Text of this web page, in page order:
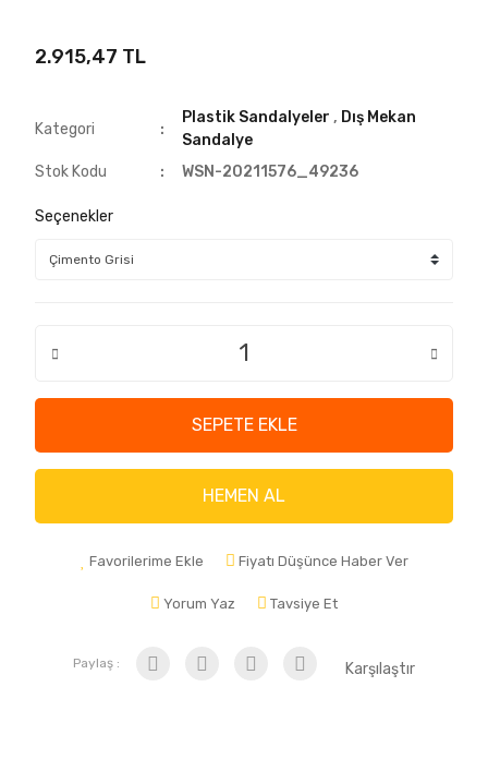
2.915,47 TL
Kategori
Plastik Sandalyeler , Dış Mekan
Sandalye
Stok Kodu
WSN-20211576_49236
Seçenekler
SEPETE EKLE
HEMEN AL
Favorilerime Ekle Fiyatı Düşünce Haber Ver
Yorum Yaz Tavsiye Et
Paylaş : Karşılaştır